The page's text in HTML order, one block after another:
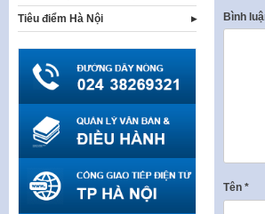
Bình
Tên *
Tiêu điểm Hà Nội